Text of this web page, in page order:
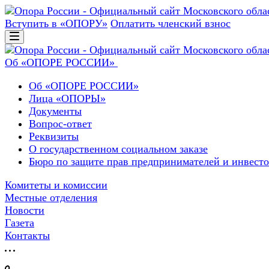
Вступить в «ОПОРУ» Оплатить членский взнос
Об «ОПОРЕ РОССИИ»
Об «ОПОРЕ РОССИИ»
Лица «ОПОРЫ»
Документы
Вопрос-ответ
Реквизиты
О государственном социальном заказе
Бюро по защите прав предпринимателей и
Комитеты и комиссии
Местные отделения
Новости
Газета
Контакты